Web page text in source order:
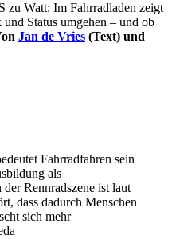
zu Watt: Im Fahrradladen zeigt
Status umgehen – und ob
Jan de Vries (Text) und
Fahrradfahren sein
als
Rennradszene ist laut
dass dadurch Menschen
sich mehr